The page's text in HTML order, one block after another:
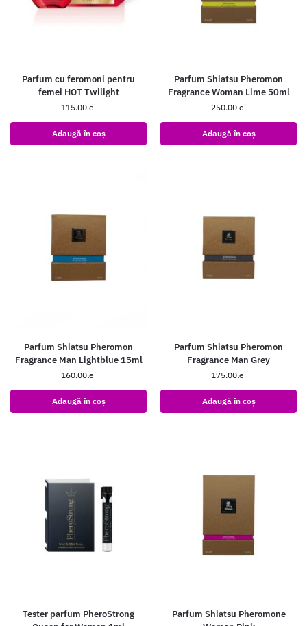
Parfum cu feromoni pentru
femei HOT Twilight
115.00lei
Adaugă în coș
Parfum Shiatsu Pheromon
Fragrance Woman Lime 50ml
250.00lei
Adaugă în coș
Parfum Shiatsu Pheromon
Fragrance Man Lightblue 15ml
160.00lei
Adaugă în coș
Parfum Shiatsu Pheromon
Fragrance Man Grey
175.00lei
Adaugă în coș
Tester parfum PheroStrong
Parfum Shiatsu Pheromone